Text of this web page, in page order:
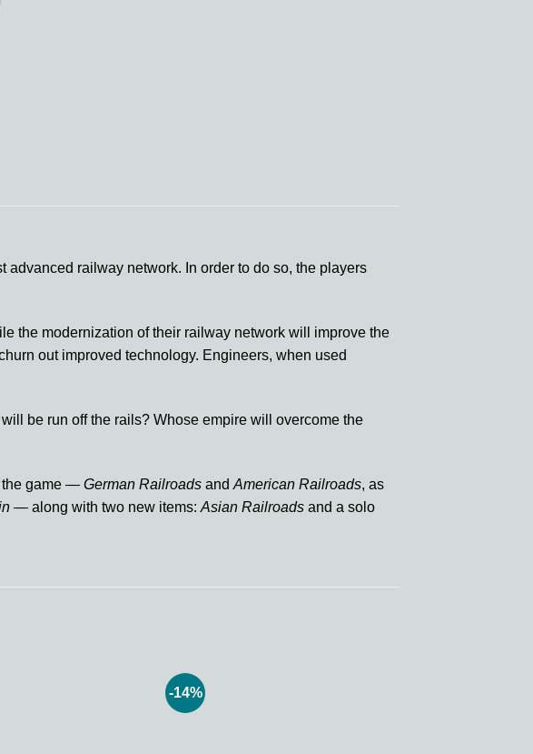
railway network. In order to do so, the players
the modernization of their railway network will improve the
out improved technology. Engineers, when used
be run off the rails? Whose empire will overcome the
the game — German Railroads and American Railroads, as
— along with two new items: Asian Railroads and a solo
-14%